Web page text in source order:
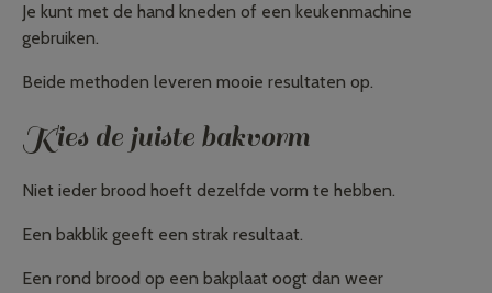
Je kunt met de hand kneden of een keukenmachine
gebruiken.
Beide methoden leveren mooie resultaten op.
Kies de juiste bakvorm
Niet ieder brood hoeft dezelfde vorm te hebben.
Een bakblik geeft een strak resultaat.
Een rond brood op een bakplaat oogt dan weer